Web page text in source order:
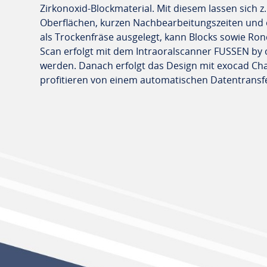
Zirkonoxid-Blockmaterial. Mit diesem lassen sich
Oberflächen, kurzen Nachbearbeitungszeiten
als Trockenfräse ausgelegt, kann Blocks sowie
Scan erfolgt mit dem Intraoralscanner FUSSEN
werden. Danach erfolgt das Design mit exocad
profitieren von einem automatischen